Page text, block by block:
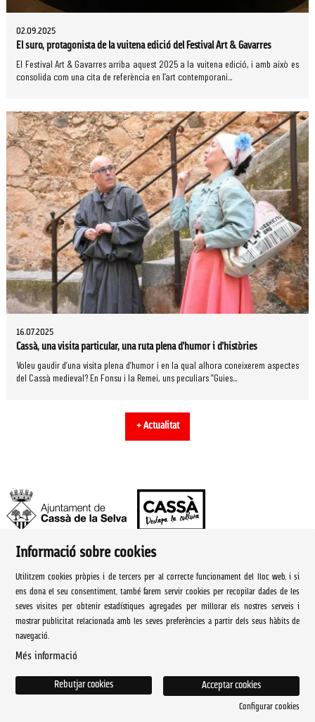
02.09.2025
El suro, protagonista de la vuitena edició del Festival Art & Gavarres
El Festival Art & Gavarres arriba aquest 2025 a la vuitena edició, i amb això es
consolida com una cita de referència en l’art contemporani...
16.07.2025
Cassà, una visita particular, una ruta plena d’humor i d’històries
Voleu gaudir d’una visita plena d’humor i en la qual alhora coneixerem aspectes
del Cassà medieval? En Fonsu i la Remei, uns peculiars “Guies...
+ Actualitat
Ajuntament de Cassà de la Selva | Àrea de cultura
Rambla Onze de Setembre, 107
Cassà de la Selva Tel. 972 460 005
culturacassa@cassa.cat
Informació sobre cookies
Utilitzem cookies pròpies i de tercers per al correcte funcionament del lloc web, i si
ens dona el seu consentiment, també farem servir cookies per recopilar dades de les
seves visites per obtenir estadístiques agregades per millorar els nostres serveis i
mostrar publicitat relacionada amb les seves preferències a partir dels seus hàbits de
navegació.
Més informació
Acceptar cookies
Rebutjar cookies
Configurar cookies